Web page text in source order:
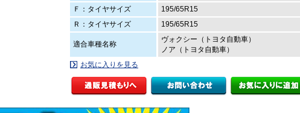
Ｆ：タイヤサイズ
195/65R15
Ｒ：タイヤサイズ
195/65R15
適合車種名称
ヴォクシー（トヨタ自動車）
ノア（トヨタ自動車）
お気に入りを見る